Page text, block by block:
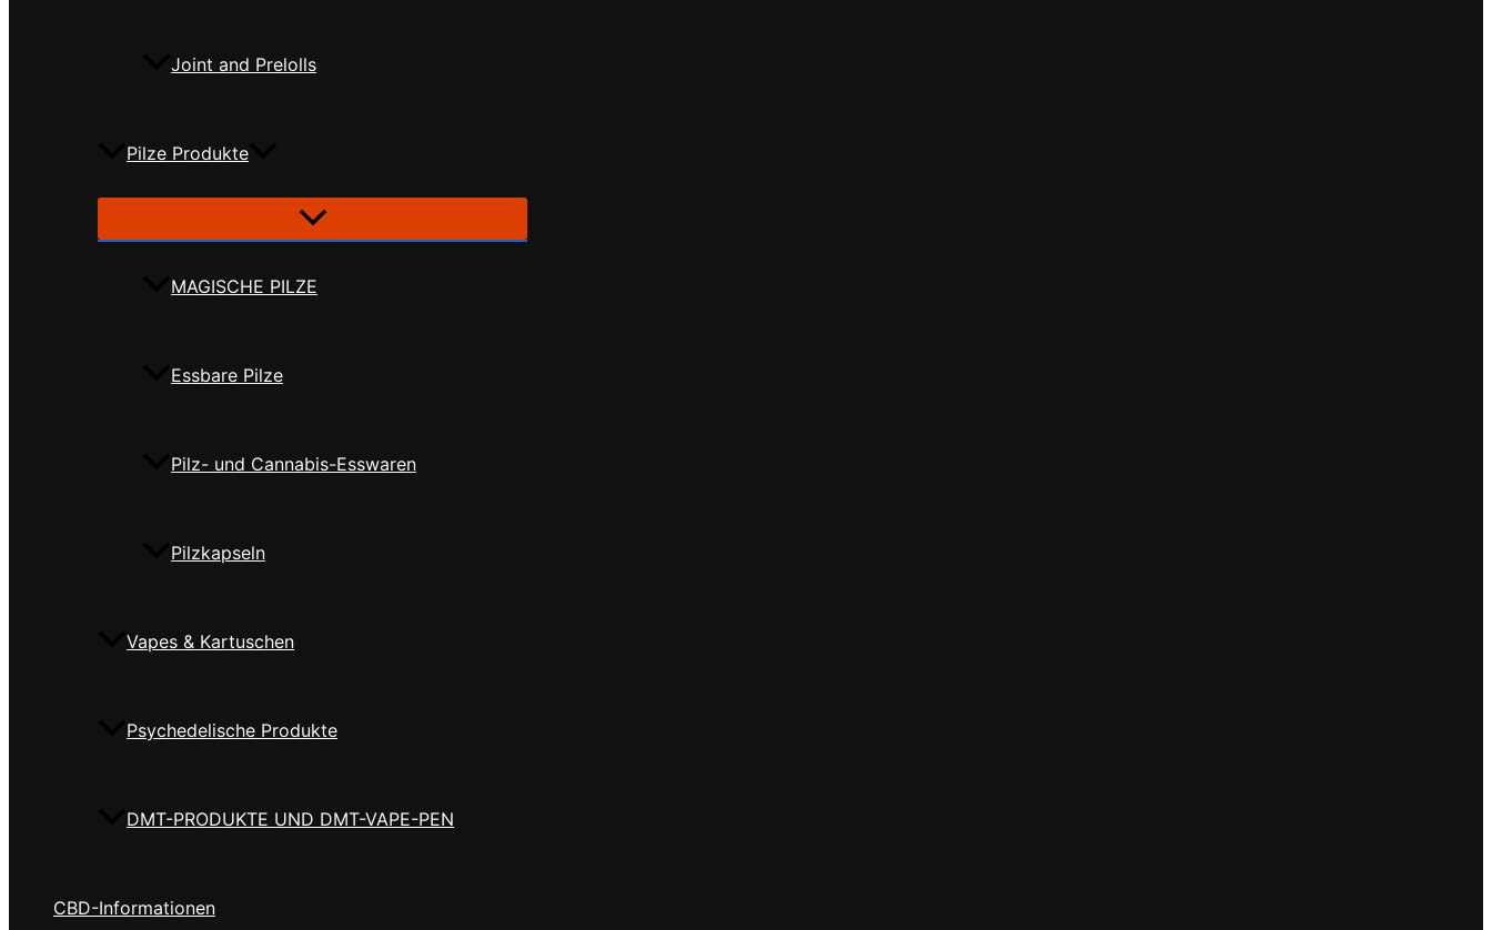
Joint and Prelolls
Pilze Produkte
MAGISCHE PILZE
Essbare Pilze
Pilz- und Cannabis-Esswaren
Pilzkapseln
Vapes & Kartuschen
Psychedelische Produkte
DMT-PRODUKTE UND DMT-VAPE-PEN
CBD-Informationen